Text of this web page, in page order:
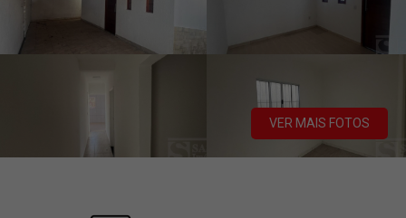
VER MAIS FOTOS